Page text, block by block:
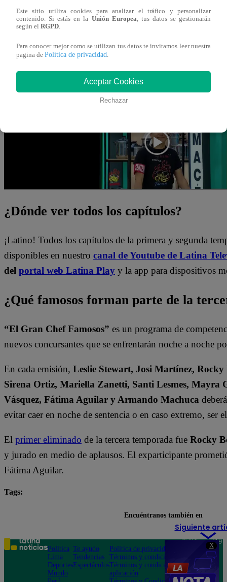
X
Cuando el conductor dio pase a Leslie Stewart, la
sentencia. “Prometo dar el 100%. Ya tendría que estar
Aunque no cree que sea una noche complicada. “Veo
influencer.
¿Dónde ver todos los capítulos?
¡Latino! Todos los capítulos de la primera y segunda
disponibles en nuestro canal de Youtube de Latina
del portal web Latina Play y la app para dispositivos
¿Qué famosos forman parte de la
“El Gran Chef Famosos” es un programa de
nuevos concursantes que se enfrentarán noche a noche
En cada emisión, Leslie Stewart, Josi Martínez, Rocky
Sirena Ortiz, Mariella Zanetti, Santi Lesmes, Mayra
Vásquez, Fátima Aguilar y Armando Machuca
evitar caer en noche de sentencia o en caso extremo, ser
El primer eliminado de la tercera temporada fue Rocky
y jurado en medio de aplausos. El exparticipante
Fátima Aguilar.
Tags:
Siguiente
Este sitio utiliza cookies para analizar el tráfico y personalizar
contenido. Si estás en la Unión Europea, tus datos se gestionarán
según el RGPD.
Para conocer mejor como se utilizan tus datos te invitamos leer nuestra
pagina de Política de privacidad.
Aceptar Cookies
Rechazar
Encuéntranos también en
Política
Lima
Deportes
Mundo
Te ayudo
Tendencias
Espectáculos
Política de privacidad
Términos y condiciones
Términos y condiciones
aplicación
Teléfono: 219
Av. San
Felipe 968
Jesús María